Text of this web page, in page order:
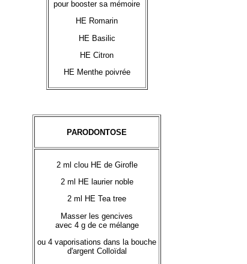
pour booster sa mémoire
HE Romarin
HE Basilic
HE Citron
HE Menthe poivrée
PARODONTOSE
2 ml clou HE de Girofle
2 ml HE laurier noble
2 ml HE Tea tree
Masser les gencives
avec 4 g de ce mélange
ou 4 vaporisations dans la bouche
d'argent Colloïdal